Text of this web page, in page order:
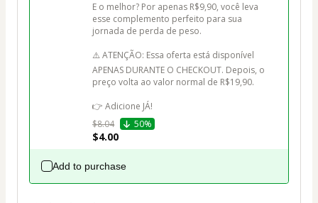
E o melhor? Por apenas R$9,90, você leva
esse complemento perfeito para sua
jornada de perda de peso.
⚠️ ATENÇÃO: Essa oferta está disponível
APENAS DURANTE O CHECKOUT. Depois, o
preço volta ao valor normal de R$19,90.
👉 Adicione JÁ!
$8.04
50%
$4.00
Add to purchase